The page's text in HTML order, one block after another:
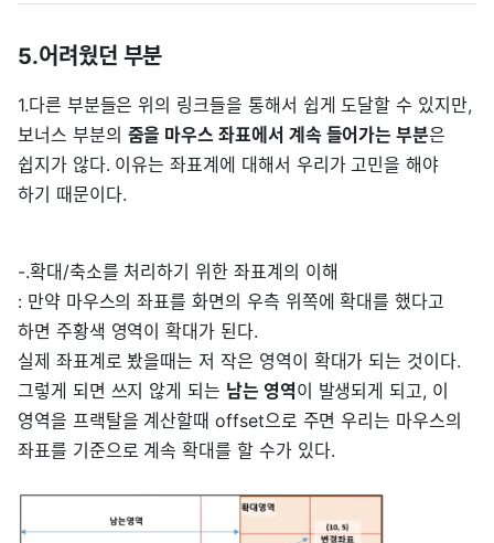
5.어려웠던 부분
1.다른 부분들은 위의 링크들을 통해서 쉽게 도달할 수 있지만,
보너스 부분의 줌을 마우스 좌표에서 계속 들어가는 부분은
쉽지가 않다. 이유는 좌표계에 대해서 우리가 고민을 해야
하기 때문이다.
-.확대/축소를 처리하기 위한 좌표계의 이해
: 만약 마우스의 좌표를 화면의 우측 위쪽에 확대를 했다고
하면 주황색 영역이 확대가 된다.
실제 좌표계로 봤을때는 저 작은 영역이 확대가 되는 것이다.
그렇게 되면 쓰지 않게 되는 남는 영역이 발생되게 되고, 이
영역을 프랙탈을 계산할때 offset으로 주면 우리는 마우스의
좌표를 기준으로 계속 확대를 할 수가 있다.